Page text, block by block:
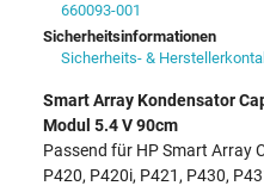
660093-001
Sicherheitsinformationen
Sicherheits- &
Smart Array Kondensator
Modul 5.4 V 90cm
Passend für HP Smart Array
P420, P420i, P421, P430,